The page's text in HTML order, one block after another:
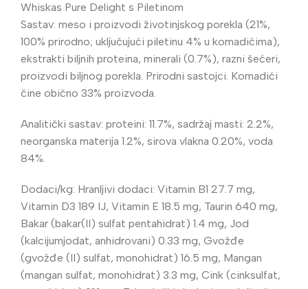
Whiskas Pure Delight s Piletinom
Sastav: meso i proizvodi životinjskog porekla (21%,
100% prirodno; uključujući piletinu 4% u komadićima),
ekstrakti biljnih proteina, minerali (0.7%), razni šećeri,
proizvodi biljnog porekla. Prirodni sastojci. Komadići
čine obično 33% proizvoda.
Analitički sastav: proteini: 11.7%, sadržaj masti: 2.2%,
neorganska materija 1.2%, sirova vlakna 0.20%, voda
84%.
Dodaci/kg: Hranljivi dodaci: Vitamin B1 27.7 mg,
Vitamin D3 189 IJ, Vitamin E 18.5 mg, Taurin 640 mg,
Bakar (bakar(II) sulfat pentahidrat) 1.4 mg, Jod
(kalcijumjodat, anhidrovani) 0.33 mg, Gvožđe
(gvožđe (II) sulfat, monohidrat) 16.5 mg, Mangan
(mangan sulfat, monohidrat) 3.3 mg, Cink (cinksulfat,